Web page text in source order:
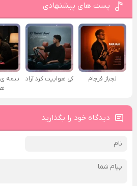
پست های پیشنهادی
لجباز فرجام کی هواییت کرد آراد
نیمه ی
دیدگاه خود را بگذارید